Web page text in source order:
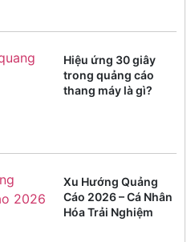
Hiệu ứng 30 giây
trong quảng cáo
thang máy là gì?
Xu Hướng Quảng
Cáo 2026 – Cá Nhân
Hóa Trải Nghiệm